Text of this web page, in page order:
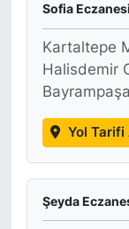
Sofia Eczanesi
Kartaltepe
Halisdemir
Yol Tarifi
Şeyda